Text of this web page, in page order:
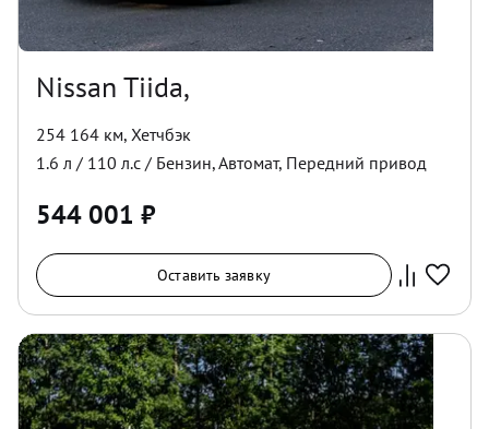
Nissan Tiida,
254 164 км, Хетчбэк
1.6 л / 110 л.с / Бензин,Автомат, Передний привод
544 001 ₽
Оставить заявку